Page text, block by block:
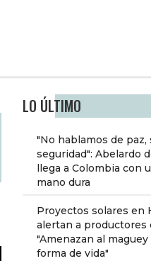
LO ÚLTIMO
"No hablamos de paz,
seguridad": Abelardo
llega a Colombia con
mano dura
Proyectos solares en
alertan a productores
"Amenazan al
forma de vida"